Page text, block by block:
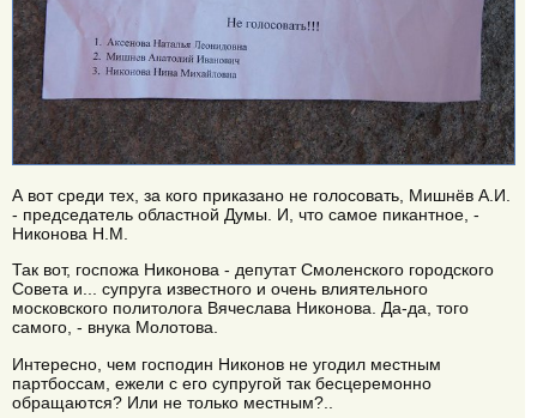
А вот среди тех, за кого приказано не голосовать, Мишнёв А.И.
- председатель областной Думы. И, что самое пикантное, -
Никонова Н.М.
Так вот, госпожа Никонова - депутат Смоленского городского
Совета и... супруга известного и очень влиятельного
московского политолога Вячеслава Никонова. Да-да, того
самого, - внука Молотова.
Интересно, чем господин Никонов не угодил местным
партбоссам, ежели с его супругой так бесцеремонно
обращаются? Или не только местным?..